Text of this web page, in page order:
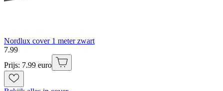
Nordlux cover 1 meter zwart
7.99
Prijs: 7.99 euro